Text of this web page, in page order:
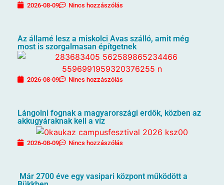
2026-08-09 Nincs hozzászólás
Az államé lesz a miskolci Avas szálló, amit még
most is szorgalmasan építgetnek
2026-08-09 Nincs hozzászólás
Lángolni fognak a magyarországi erdők, közben az
akkugyáraknak kell a víz
2026-08-09 Nincs hozzászólás
Már 2700 éve egy vasipari központ működött a